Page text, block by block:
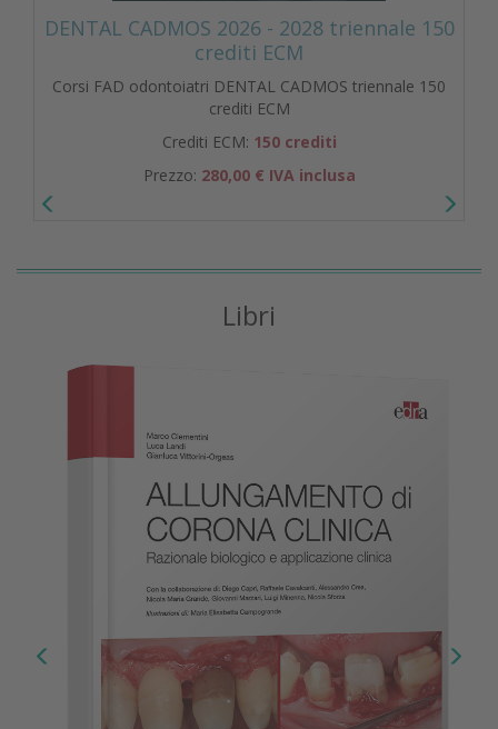
DENTAL CADMOS 2026 - 2028 triennale 150
crediti ECM
Corsi FAD odontoiatri DENTAL CADMOS triennale 150
crediti ECM
Crediti ECM: 150 crediti
Prezzo: 280,00 € IVA inclusa
Libri